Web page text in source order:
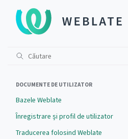
DOCUMENTE DE UTILIZATOR
Bazele Weblate
Înregistrare și profil de utilizator
Traducerea folosind Weblate